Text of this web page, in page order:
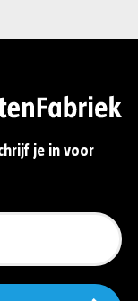
je in voor